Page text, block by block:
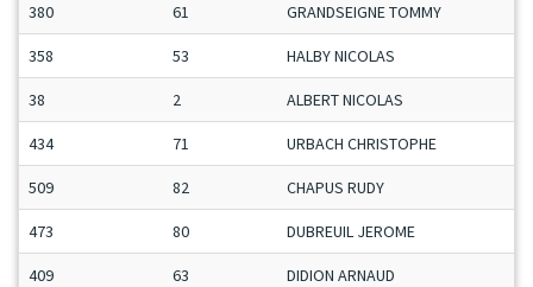
380 61 GRANDSEIGNE TOMMY
358 53 HALBY NICOLAS
38 2 ALBERT NICOLAS
434 71 URBACH CHRISTOPHE
509 82 CHAPUS RUDY
473 80 DUBREUIL JEROME
409 63 DIDION ARNAUD